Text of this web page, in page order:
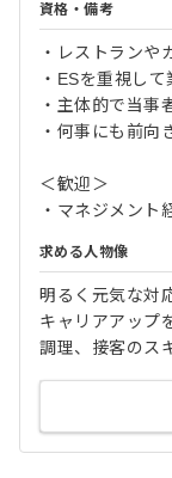
資格・備考
・レストランや
・ESを重視し
・主体的で当事
・何事にも前向
＜歓迎＞
・マネジメント
求める人物像
明るく元気な対
キャリアアップ
調理、接客のス